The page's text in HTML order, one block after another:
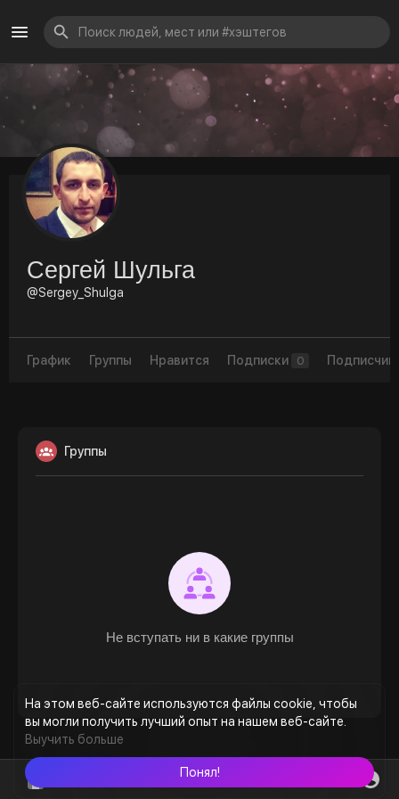
На этом веб-сайте используются файлы cookie, чтобы
вы могли получить лучший опыт на нашем веб-сайте.
Выучить больше
Понял!
Сергей Шульга
@Sergey_Shulga
График Группы Нравится Подписки 0
Группы
Не вступать ни в какие группы